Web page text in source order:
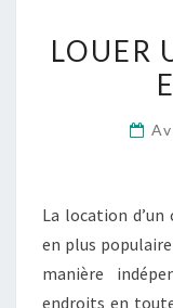
LOUER
La location
en plus
manière
endroits en